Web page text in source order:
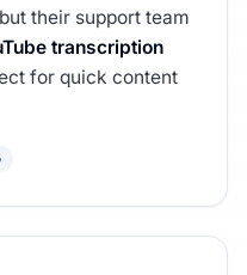
their support team
transcription
for quick content